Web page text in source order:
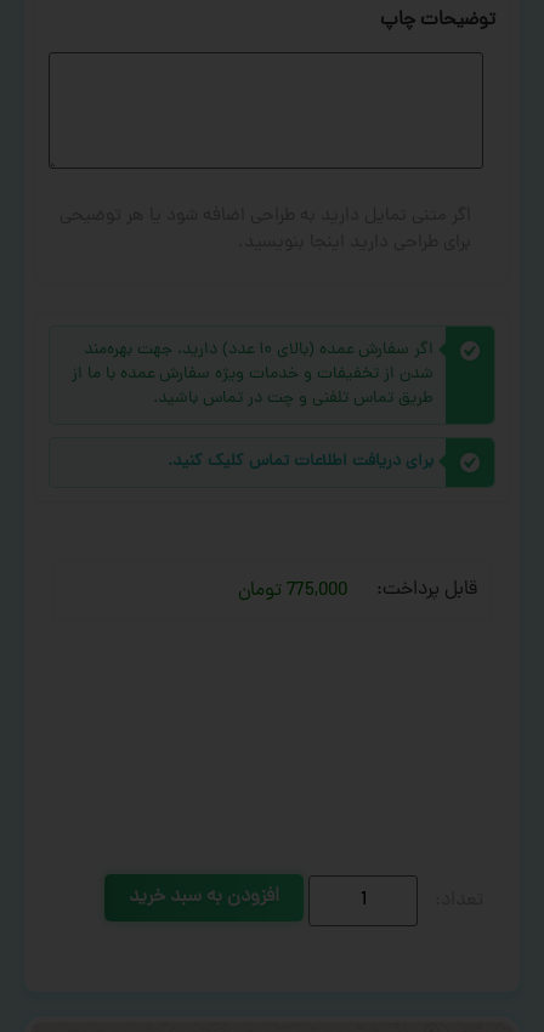
توضیحات چاپ
اگر سفارش عمده (بالای ۱۰ عدد) دارید، جهت بهره‌مند
شدن از تخفیفات و خدمات ویژه سفارش عمده با ما از
طریق تماس تلفنی و چت در تماس باشید.
برای دریافت اطلاعات تماس کلیک کنید.
قابل پرداخت: 775,000 تومان
افزودن به سبد خرید